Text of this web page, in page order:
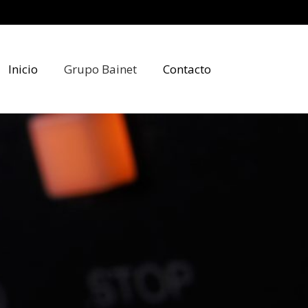
Inicio Grupo Bainet Contacto